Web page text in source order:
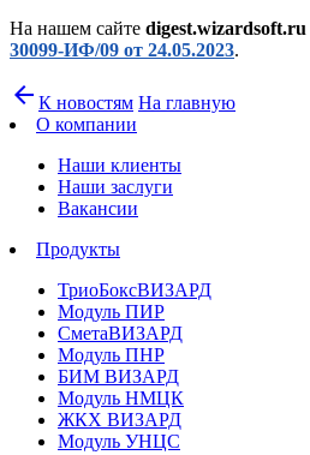
На нашем сайте digest.wizardsoft.ru
30099-ИФ/09 от 24.05.2023.
arrow_back К новостям На главную
О компании
Наши клиенты
Наши заслуги
Вакансии
Продукты
ТриоБоксВИЗАРД
Модуль ПИР
СметаВИЗАРД
Модуль ПНР
БИМ ВИЗАРД
Модуль НМЦК
ЖКХ ВИЗАРД
Модуль УНЦС